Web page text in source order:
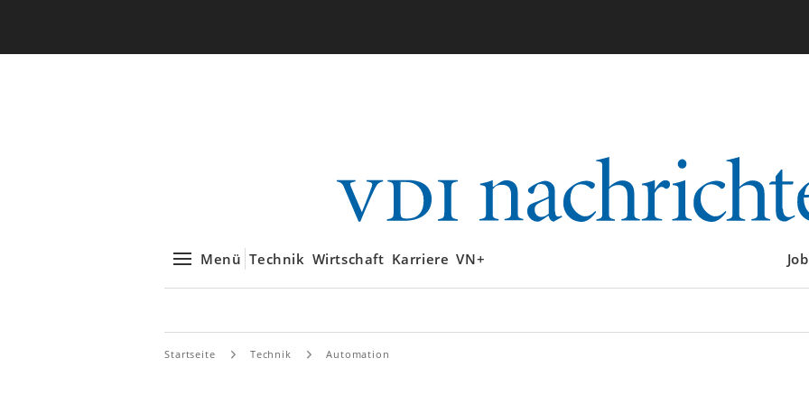
Menü Technik Wirtschaft Karriere VN+
Startseite Technik Automation